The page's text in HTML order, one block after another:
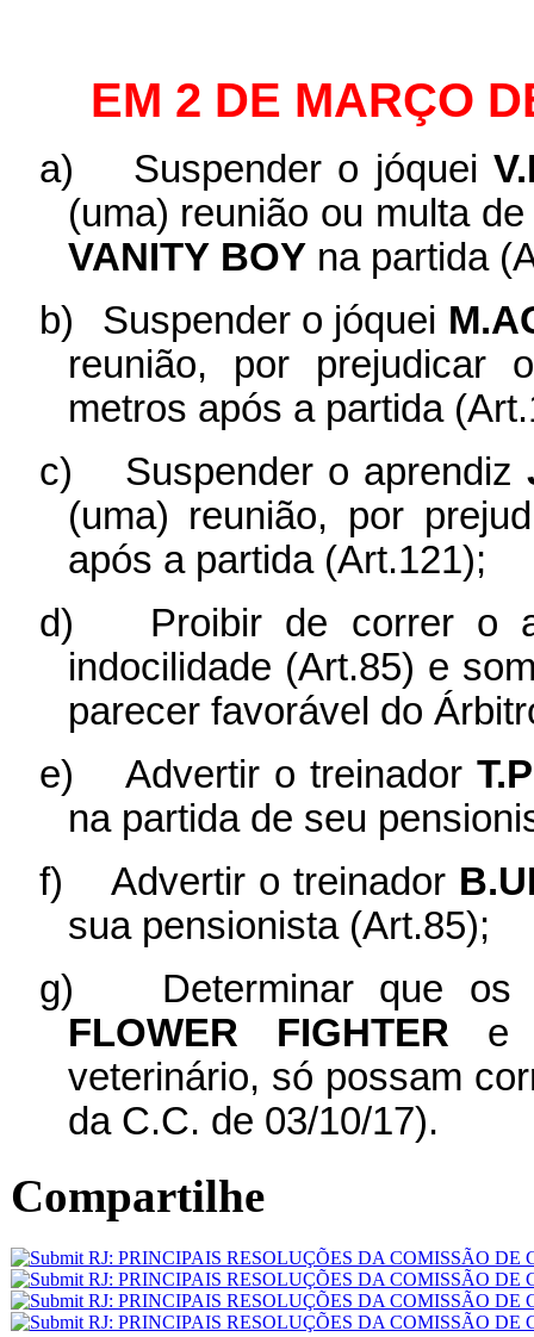
EM 2 DE MARÇO
a) Suspender o jóquei
(uma) reunião ou multa
VANITY BOYna partida
b)
Suspender o jóquei
reunião, por prejudicar
metros após a partida
c)
Suspender o aprendiz
(uma) reunião, por
após a partida (Art.121);
d)
Proibir de correr o
indocilidade (Art.85) e
parecer favorável do
e)
Advertir o treinador
na partida de seu
f)
Advertir o treinador
sua pensionista (Art.85);
g)
Determinar que
FLOWER FIGHTER
veterinário, só possam
da C.C. de 03/10/17).
Compartilhe